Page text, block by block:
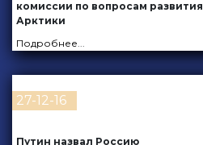
комиссии по вопросам развития
Арктики
Подробнее...
27-12-16
Путин назвал Россию